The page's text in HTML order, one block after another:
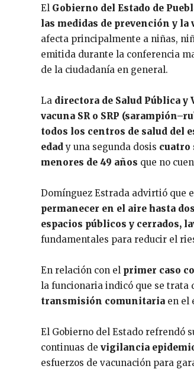
El Gobierno del Estado de
las medidas de prevención y
afecta principalmente a niñas,
emitida durante la conferencia
de la ciudadanía en general.
La directora de Salud Pública
vacuna SR o SRP
todos los centros de salud del
edady una segunda dosis cuatro
menores de 49 años que no
Domínguez Estrada advirtió que
permanecer en el aire hasta
espacios públicos y cerrados,
fundamentales para reducir el
En relación con el primer caso
la funcionaria indicó que se trata
transmisión comunitaria en el
El Gobierno del Estado refrendó
continuas de vigilancia
esfuerzos de vacunación para